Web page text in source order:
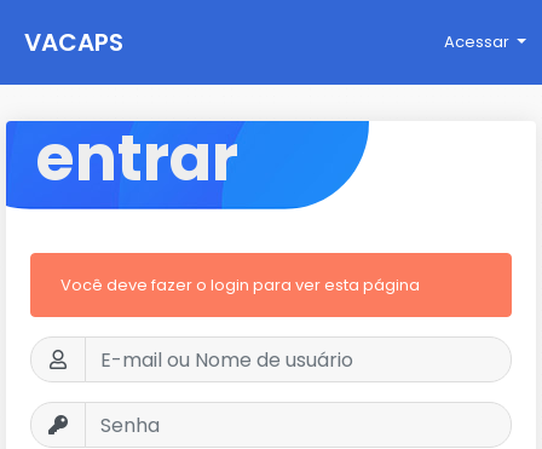
VACAPS Acessar
entrar
Você deve fazer o login para ver esta página